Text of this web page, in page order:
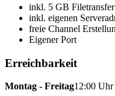
inkl. 5 GB Filetransfer
inkl. eigenen
freie Channel
Eigener Port
Erreichbarkeit
Montag - Freitag12:00